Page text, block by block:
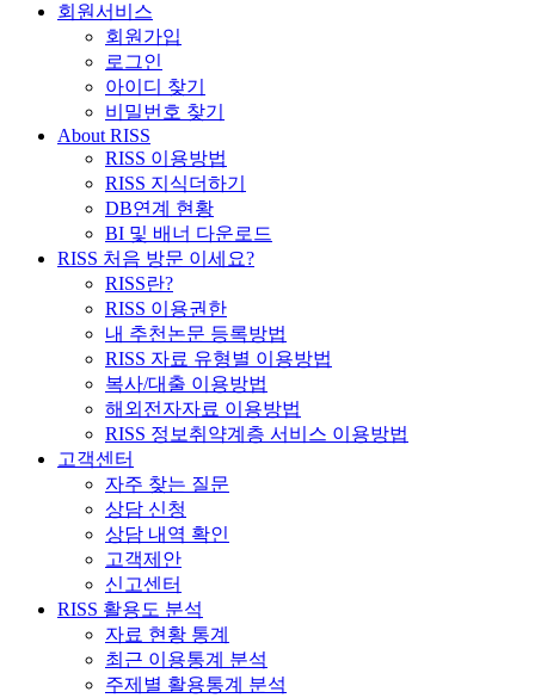
회원서비스
회원가입
로그인
아이디 찾기
비밀번호 찾기
About RISS
RISS 이용방법
RISS 지식더하기
DB연계 현황
BI 및 배너 다운로드
RISS 처음 방문 이세요?
RISS란?
RISS 이용권한
내 추천논문 등록방법
RISS 자료 유형별 이용방법
복사/대출 이용방법
해외전자자료 이용방법
RISS 정보취약계층 서비스 이용방법
고객센터
자주 찾는 질문
상담 신청
상담 내역 확인
고객제안
신고센터
RISS 활용도 분석
자료 현황 통계
최근 이용통계 분석
주제별 활용통계 분석